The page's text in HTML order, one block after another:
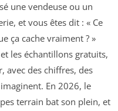
une vendeuse ou un
et vous êtes dit : « Ce
ça cache vraiment ? »
les échantillons gratuits,
avec des chiffres, des
En 2026, le
terrain bat son plein, et